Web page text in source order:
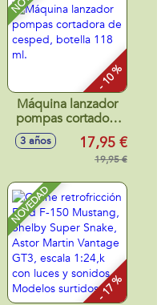
- 10 %
Máquina lanzador
pompas cortadora
de cesped, botella
118 ml.
3 años 17,95 €
19,95 €
NOVEDAD
- 17 %